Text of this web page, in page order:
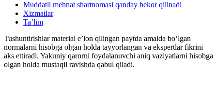
Muddatli mehnat shartnomasi qanday bekor qilinadi
Xizmatlar
Ta’lim
Tushuntirishlar material e’lon qilingan paytda amalda boʻlgan
normalarni hisobga olgan holda tayyorlangan va ekspertlar fikrini
aks ettiradi. Yakuniy qarorni foydalanuvchi aniq vaziyatlarni hisobga
olgan holda mustaqil ravishda qabul qiladi.